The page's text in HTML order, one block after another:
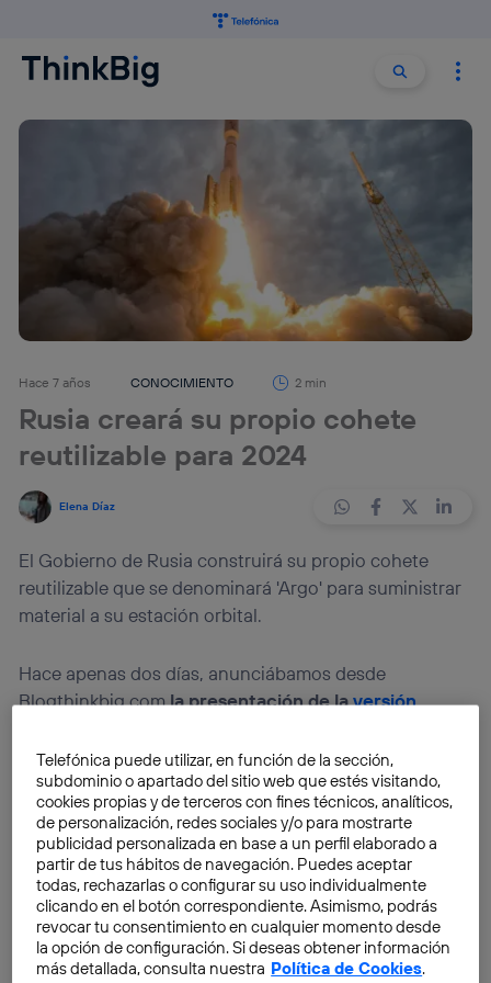
Buscar
Hace 7 años CONOCIMIENTO 2 min
Rusia creará su propio cohete
reutilizable para 2024
Elena Díaz
El Gobierno de Rusia construirá su propio cohete
reutilizable que se denominará 'Argo' para suministrar
material a su estación orbital.
Hace apenas dos días, anunciábamos desde
Blogthinkbig.comla presentación de laversión
Musk,para llevar astronautas en misiones tripuladas a
la Luna y a Marte.
Starship se ha convertido en la gran aeronave para
explorar el espacio de 130 metros de altura, una
velocidad de 27.000 kilómetros por hora y capacidad
de soportar hasta 100 toneladas.El sueño de Musk se
está cumpliendo gracias a estemonstruoso cohete
que estará cubierto de acero inoxidable y será
Telefónica puede utilizar, en función de la sección,
subdominio o apartado del sitio web que estés visitando,
cookies propias y de terceros con fines técnicos, analíticos,
de personalización, redes sociales y/o para mostrarte
publicidad personalizada en base a un perfil elaborado a
partir de tus hábitos de navegación. Puedes aceptar
todas, rechazarlas o configurar su uso individualmente
clicando en el botón correspondiente. Asimismo, podrás
revocar tu consentimiento en cualquier momento desde
la opción de configuración. Si deseas obtener información
más detallada, consulta nuestra Política de Cookies.